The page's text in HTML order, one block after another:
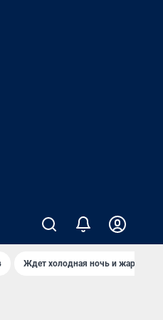
Ждет холодная ночь и жаркий